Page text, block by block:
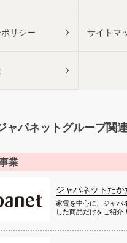
リシー サイトマ
ャパネットグループ関
業
ジャパネットたか
家電を中心に、ジャパ
した商品だけをご紹介！